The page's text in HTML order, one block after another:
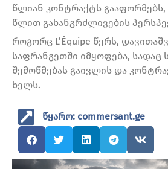
წლიან კონტრაქტს გააფორმებს,
წლით გახანგრძლივების
როგორც L’Équipe წერს,
საფრანგეთში იმყოფება, სადაც
შემოწმებას გაივლის და
ხელს.
წყარო: commersant.ge